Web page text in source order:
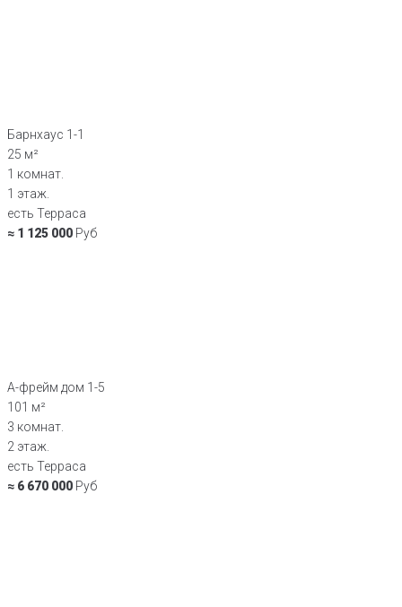
Барнхаус 1-1
25 м²
1 комнат.
1 этаж.
есть Терраса
≈ 1 125 000 Руб
А-фрейм дом 1-5
101 м²
3 комнат.
2 этаж.
есть Терраса
≈ 6 670 000 Руб